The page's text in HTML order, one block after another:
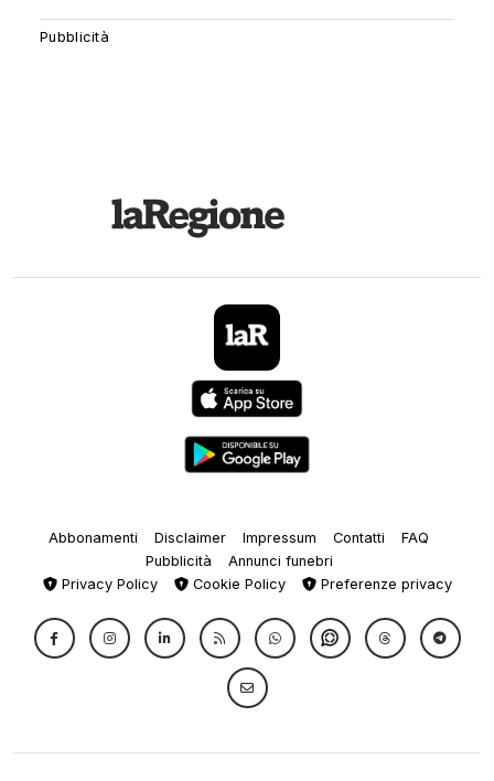
Abbonamenti Disclaimer Impressum Contatti
FAQ
Pubblicità
Annunci funebri
Privacy Policy
Cookie Policy Preferenze privacy